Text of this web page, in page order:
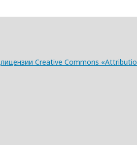
лицензии Creative Commons